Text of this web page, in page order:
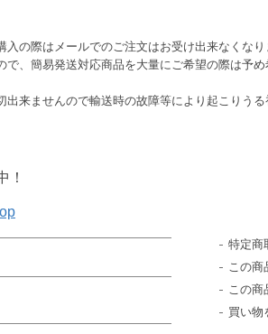
の際はメールでのご注文はお受け出来なくなり
、簡易発送対応商品を大量にご希望の際は予
来ませんので輸送時の故障等により起こりう
！
特定商
この商
この
買い物